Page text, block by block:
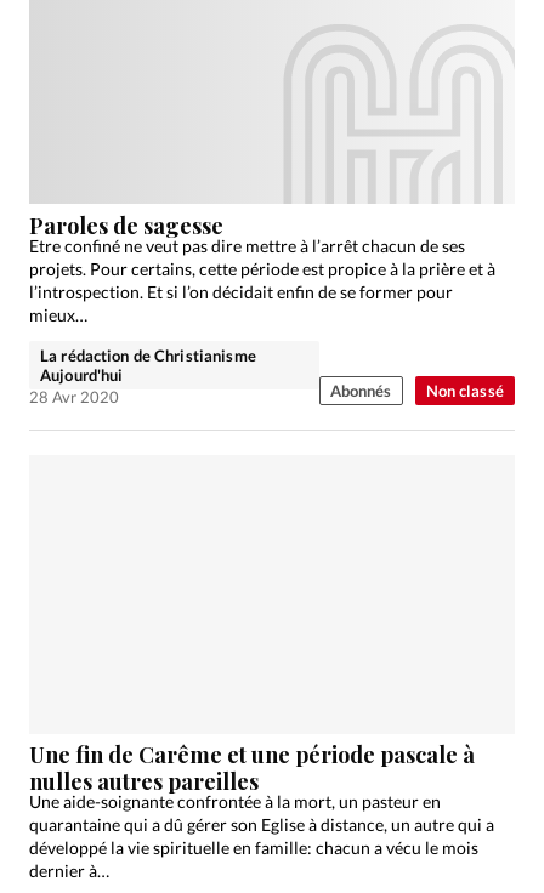
Non classé
Paroles de sagesse
Etre confiné ne veut pas dire mettre à l’arrêt chacun de ses
projets. Pour certains, cette période est propice à la prière et à
l’introspection. Et si l’on décidait enfin de se former pour
mieux…
La rédaction de Christianisme
Aujourd'hui
28 Avr 2020
Abonnés
Une fin de Carême et une période pascale à
nulles autres pareilles
Une aide-soignante confrontée à la mort, un pasteur en
quarantaine qui a dû gérer son Eglise à distance, un autre qui a
développé la vie spirituelle en famille: chacun a vécu le mois
dernier à…